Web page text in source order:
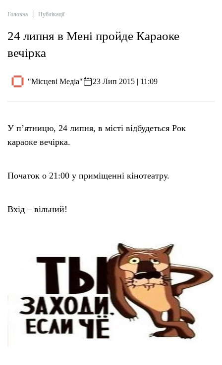
Головна Публікації
24 липня в Мені пройде Караоке
вечірка
"Місцеві Медіа" 23 Лип 2015 | 11:09
У п’ятницю, 24 липня, в місті відбудеться Рок
караоке вечірка.
Початок о 21:00 у приміщенні кінотеатру.
Вхід – вільний!